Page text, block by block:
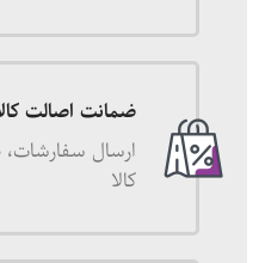
ضمانت اصالت
ارسال
کالا